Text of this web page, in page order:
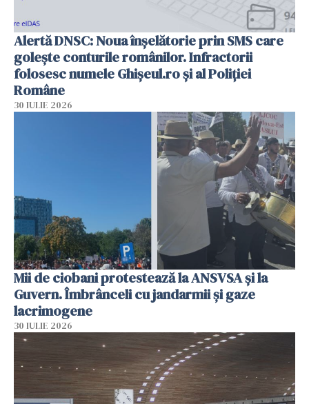
Alertă DNSC: Noua înșelătorie prin SMS care
golește conturile românilor. Infractorii
folosesc numele Ghișeul.ro și al Poliției
Române
30 IULIE 2026
Mii de ciobani protestează la ANSVSA și la
Guvern. Îmbrânceli cu jandarmii și gaze
lacrimogene
30 IULIE 2026